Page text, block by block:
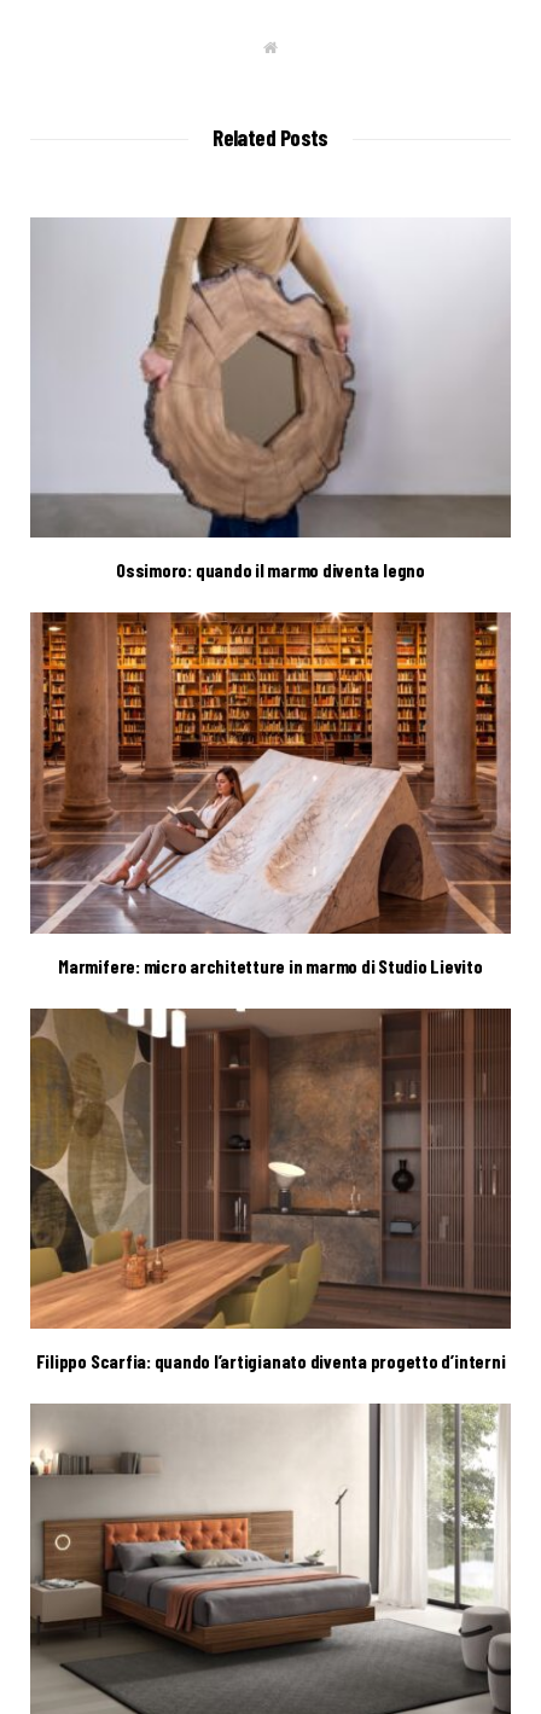
W
Related Posts
Ossimoro: quando il marmo diventa legno
Marmifere: micro architetture in marmo di Studio Lievito
Filippo Scarfia: quando l’artigianato diventa progetto d’interni